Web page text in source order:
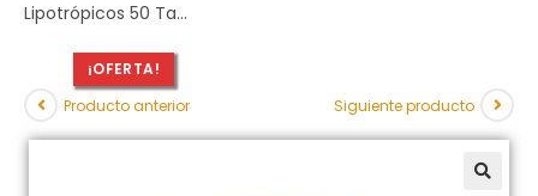
Lipotrópicos 50 Ta…
¡OFERTA!
Producto anterior
Siguiente producto